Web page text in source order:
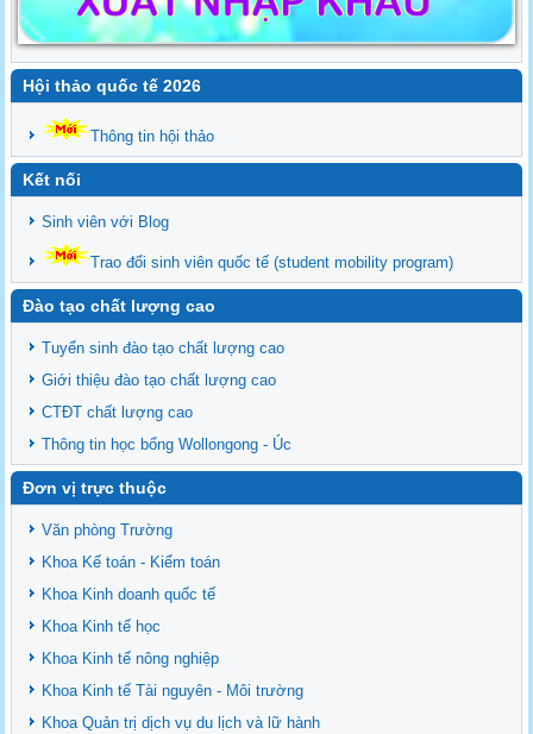
Hội thảo quốc tế 2026
Thông tin hội thảo
Kết nối
Sinh viên với Blog
Trao đổi sinh viên quốc tế (student mobility program)
Đào tạo chất lượng cao
Tuyển sinh đào tạo chất lượng cao
Giới thiệu đào tạo chất lượng cao
CTĐT chất lượng cao
Thông tin học bổng Wollongong - Úc
Đơn vị trực thuộc
Văn phòng Trường
Khoa Kế toán - Kiểm toán
Khoa Kinh doanh quốc tế
Khoa Kinh tế học
Khoa Kinh tế nông nghiệp
Khoa Kinh tế Tài nguyên - Môi trường
Khoa Quản trị dịch vụ du lịch và lữ hành